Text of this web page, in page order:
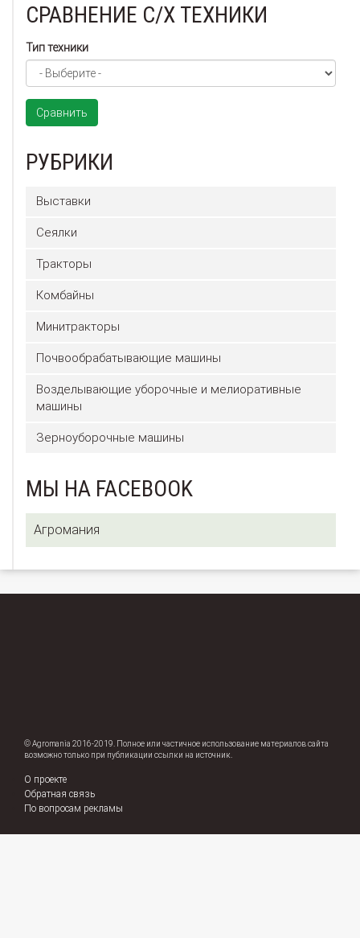
СРАВНЕНИЕ С/Х ТЕХНИКИ
Тип техники
Сравнить
РУБРИКИ
Выставки
Сеялки
Тракторы
Комбайны
Минитракторы
Почвообрабатывающие машины
Возделывающие уборочные и мелиоративные
машины
Зерноуборочные машины
МЫ НА FACEBOOK
Агромания
© Agromania 2016-2019. Полное или частичное использование материалов сайта
возможно только при публикации ссылки на источник.
О проекте
Обратная связь
По вопросам рекламы